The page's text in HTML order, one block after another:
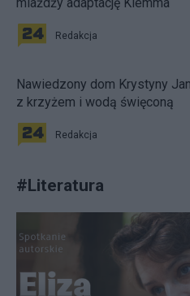
Redakcja
Nawiedzony dom Krystyny
z krzyżem i wodą święconą
Redakcja
#Literatura